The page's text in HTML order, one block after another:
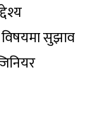
विषयमा सुझाव